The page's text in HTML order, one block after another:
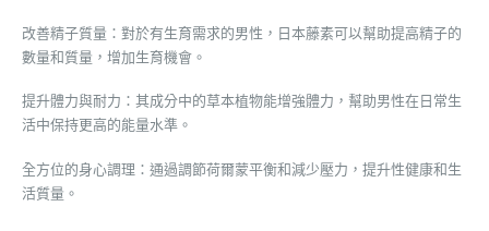
改善精子質量：對於有生育需求的男性，日本藤素可以幫助提高精子的
數量和質量，增加生育機會。
提升體力與耐力：其成分中的草本植物能增強體力，幫助男性在日常生
活中保持更高的能量水準。
全方位的身心調理：通過調節荷爾蒙平衡和減少壓力，提升性健康和生
活質量。